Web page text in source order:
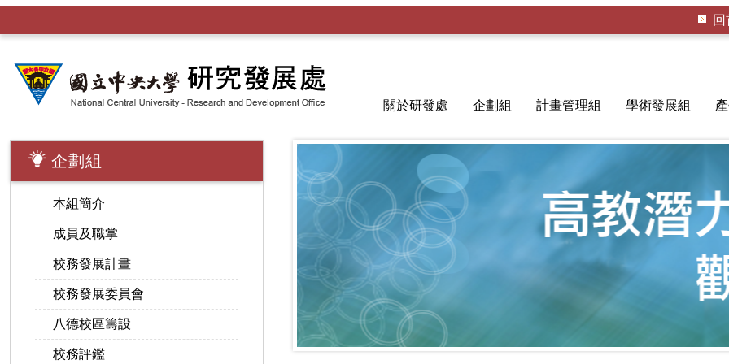
關於研發處 企劃組 計畫管理組 學術發展組
企劃組
本組簡介
成員及職掌
校務發展計畫
校務發展委員會
八德校區籌設
校務評鑑